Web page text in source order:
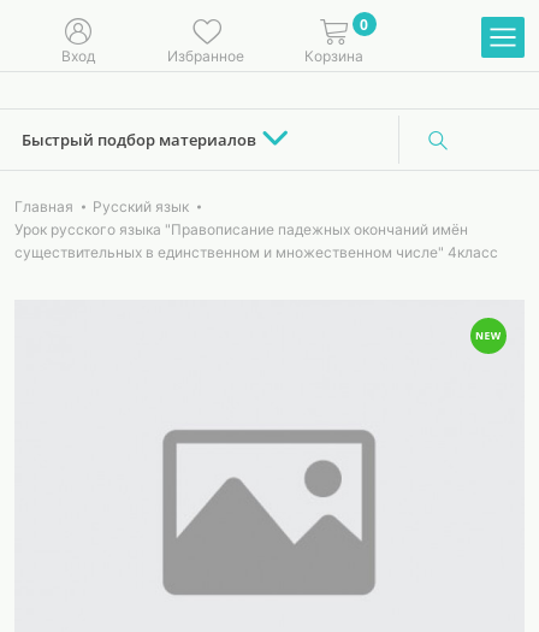
Вход Избранное
0
Корзина
Быстрый подбор материалов
Главная
Русский язык
Урок русского языка "Правописание падежных окончаний имён
существительных в единственном и множественном числе" 4класс